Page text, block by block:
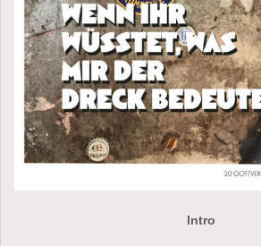
Intro